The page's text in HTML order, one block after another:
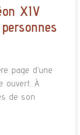
XIV
page d’une
ouvert. À
de son